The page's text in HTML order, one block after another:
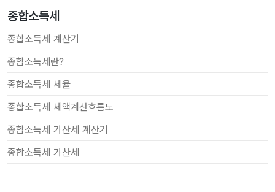
종합소득세
종합소득세 계산기
종합소득세란?
종합소득세 세율
종합소득세 세액계산흐름도
종합소득세 가산세 계산기
종합소득세 가산세